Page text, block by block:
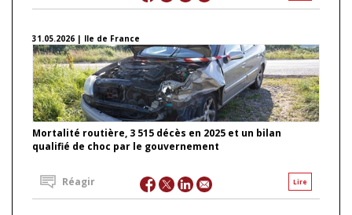
31.05.2026 | Ile de France
Mortalité routière, 3 515 décès en 2025 et un bilan
qualifié de choc par le gouvernement
Lire
Réagir